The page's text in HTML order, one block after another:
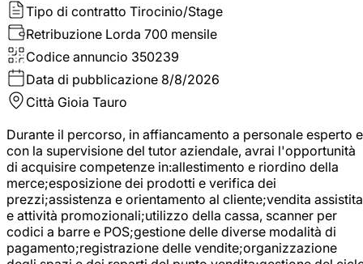
Tipo di contratto Tirocinio/Stage
Retribuzione Lorda 700 mensile
Codice annuncio 350239
Data di pubblicazione 8/8/2026
Città Gioia Tauro
Durante il percorso, in affiancamento a personale esperto e
con la supervisione del tutor aziendale, avrai l'opportunità
di acquisire competenze in:allestimento e riordino della
merce;esposizione dei prodotti e verifica dei
prezzi;assistenza e orientamento al cliente;vendita assistita
e attività promozionali;utilizzo della cassa, scanner per
codici a barre e POS;gestione delle diverse modalità di
pagamento;registrazione delle vendite;organizzazione